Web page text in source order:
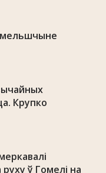
Крупко
ў Гомелі на